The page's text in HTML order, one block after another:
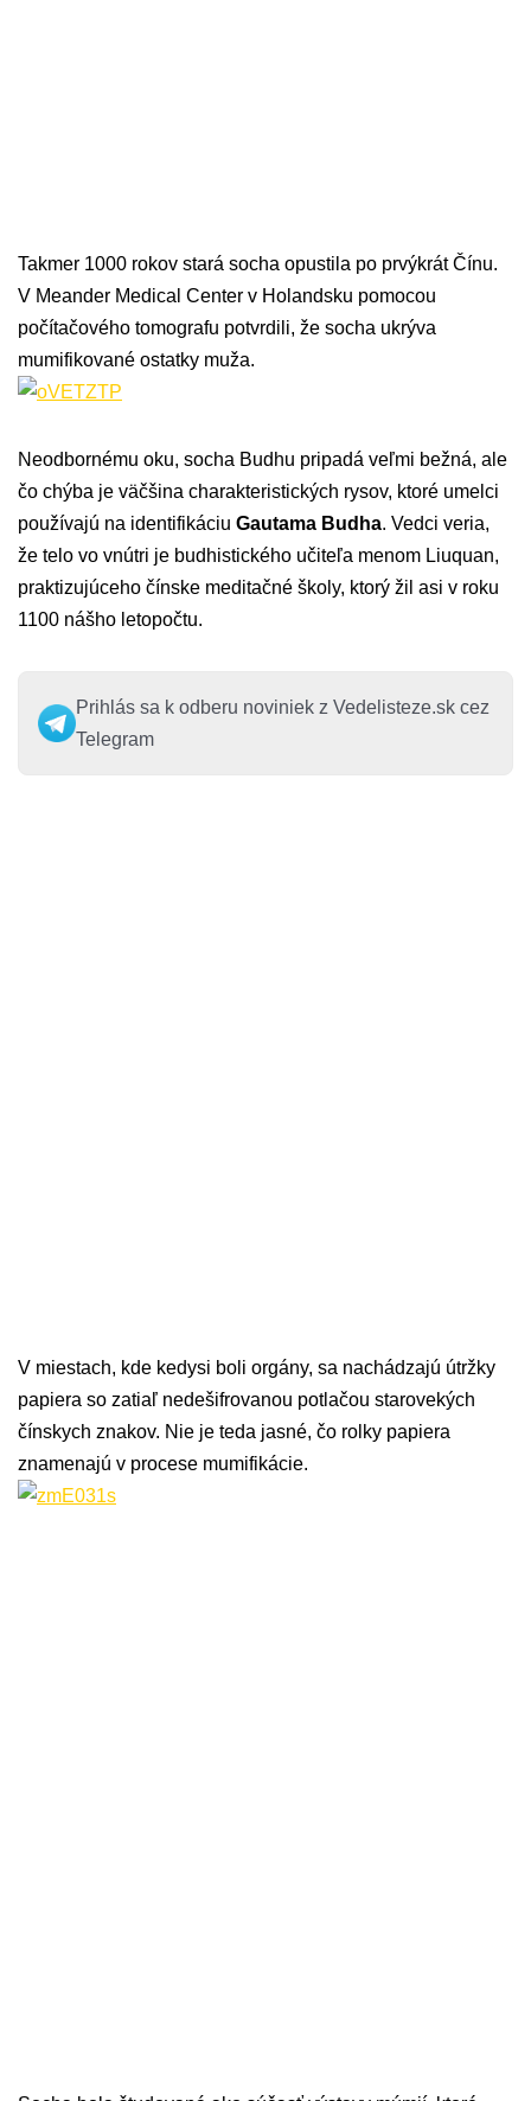
Takmer 1000 rokov stará socha opustila po prvýkrát Čínu.
V Meander Medical Center v Holandsku pomocou
počítačového tomografu potvrdili, že socha ukrýva
mumifikované ostatky muža.
Neodbornému oku, socha Budhu pripadá veľmi bežná, ale
čo chýba je väčšina charakteristických rysov, ktoré umelci
používajú na identifikáciu Gautama Budha. Vedci veria,
že telo vo vnútri je budhistického učiteľa menom Liuquan,
praktizujúceho čínske meditačné školy, ktorý žil asi v roku
1100 nášho letopočtu.
Prihlás sa k odberu noviniek z Vedelisteze.sk cez
Telegram
V miestach, kde kedysi boli orgány, sa nachádzajú útržky
papiera so zatiaľ nedešifrovanou potlačou starovekých
čínskych znakov. Nie je teda jasné, čo rolky papiera
znamenajú v procese mumifikácie.